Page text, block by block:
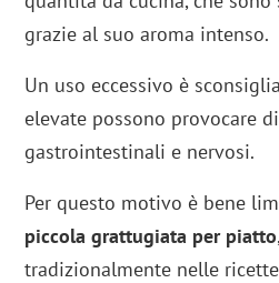
grazie al suo aroma intenso.
Un uso eccessivo è
elevate possono provocare
gastrointestinali e nervosi.
Per questo motivo è bene
piccola grattugiata per piatto
tradizionalmente nelle